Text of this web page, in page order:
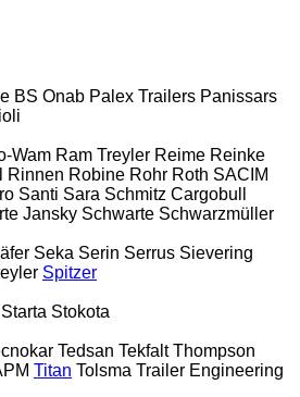
BS Onab Palex Trailers Panissars
Wam Ram Treyler Reime Reinke
Rinnen Robine Rohr Roth SACIM
Santi Sara Schmitz Cargobull
Jansky Schwarte Schwarzmüller
Seka Serin Serrus Sievering
Spitzer
Starta Stokota
Tedsan Tekfalt Thompson
Titan Tolsma Trailer Engineering